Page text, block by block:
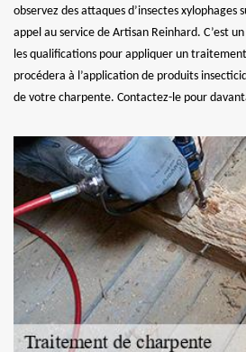
observez des attaques d’insectes
appel au service de Artisan Reinhard. C’est
les qualifications pour appliquer un
procédera à l’application de produits
de votre charpente. Contactez-le pour